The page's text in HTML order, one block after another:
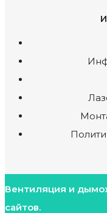
Вентиляция и
сайтов.